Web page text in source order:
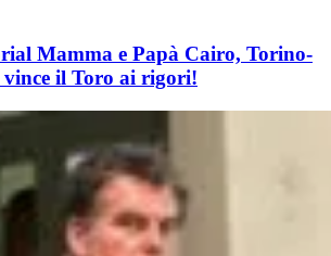
Mamma e Papà Cairo, Torino-
il Toro ai rigori!